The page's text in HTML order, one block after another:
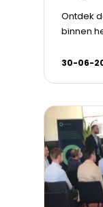
Ontdek
binnen
30-06-